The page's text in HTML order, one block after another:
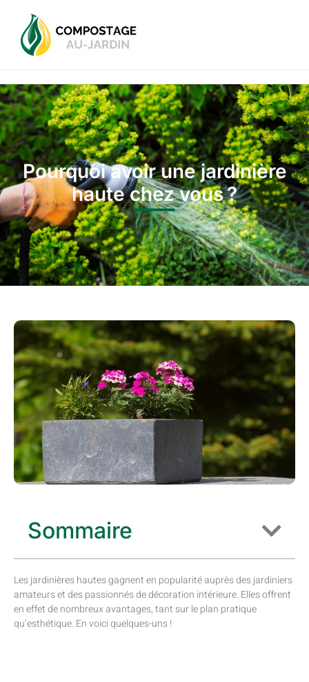
Pourquoi avoir une jardinière
haute chez vous ?
Sommaire
Les jardinières hautes gagnent en popularité auprès des jardiniers
amateurs et des passionnés de décoration intérieure. Elles offrent
en effet de nombreux avantages, tant sur le plan pratique
qu’esthétique. En voici quelques-uns !